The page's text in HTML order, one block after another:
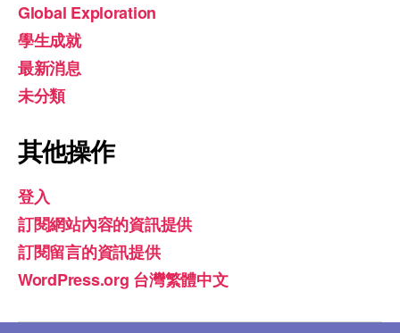
Global Exploration
學生成就
最新消息
未分類
其他操作
登入
訂閱網站內容的資訊提供
訂閱留言的資訊提供
WordPress.org 台灣繁體中文